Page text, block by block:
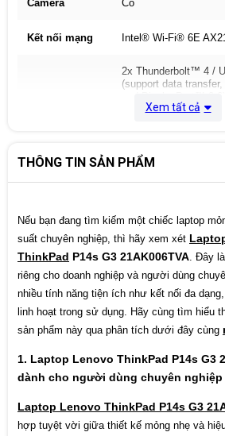
Camera Có
Kết nối mạng Intel® Wi-Fi® 6E
2x Thunderbolt™ 4 /
(support data
2x USB 3.2 Gen 1
(3.5mm)
Pin 4 cell
Tính năng Nhận dạng vân tay
Chất liệu Aluminium
Cân nặng 1,38 Kg
Màu sắc Black
Xem tất cả
THÔNG TIN SẢN PHẨM
Nếu bạn đang tìm kiếm một chiếc laptop
suất chuyên nghiệp, thì hãy xem xét
ThinkPad P14s G3 21AK006TVA . Đây
riêng cho doanh nghiệp và người dùng
nhiều tính năng tiện ích như kết nối đa
linh hoạt trong sử dụng. Hãy cùng tìm hiểu
sản phẩm này qua phân tích dưới đây cùng
1. Laptop Lenovo ThinkPad P14s G3
dành cho người dùng chuyên nghiệp
Laptop Lenovo ThinkPad P14s G3
hợp tuyệt vời giữa thiết kế mỏng nhẹ và